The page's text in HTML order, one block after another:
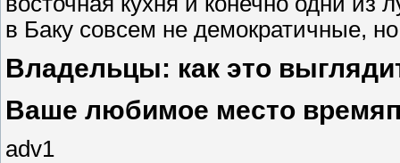
в Баку совсем не демократичные,
Владельцы: как это
Ваше любимое место
adv1